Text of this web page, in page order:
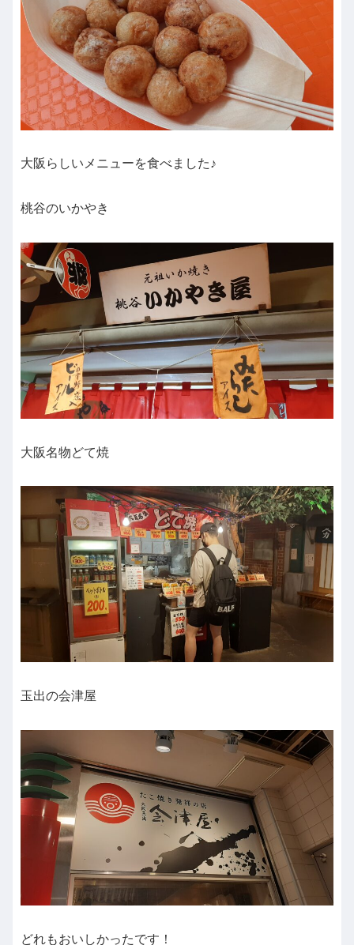
大阪らしいメニューを食べました♪
桃谷のいかやき
大阪名物どて焼
玉出の会津屋
どれもおいしかったです！